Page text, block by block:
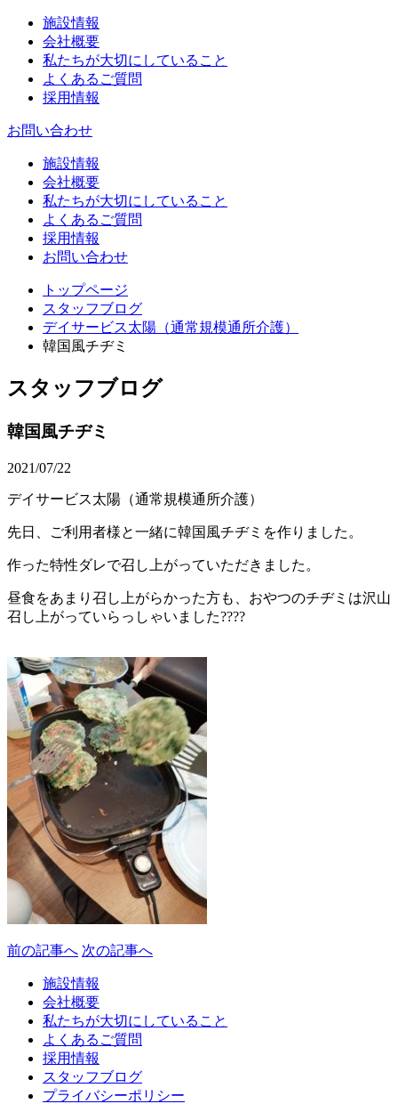
施設情報
会社概要
私たちが大切にしていること
よくあるご質問
採用情報
お問い合わせ
施設情報
会社概要
私たちが大切にしていること
よくあるご質問
採用情報
お問い合わせ
トップページ
スタッフブログ
デイサービス太陽（通常規模通所介護）
韓国風チヂミ
スタッフブログ
韓国風チヂミ
2021/07/22
デイサービス太陽（通常規模通所介護）
先日、ご利用者様と一緒に韓国風チヂミを作りました。
作った特性ダレで召し上がっていただきました。
昼食をあまり召し上がらかった方も、おやつのチヂミは沢山
召し上がっていらっしゃいました????
前の記事へ 次の記事へ
施設情報
会社概要
私たちが大切にしていること
よくあるご質問
採用情報
スタッフブログ
プライバシーポリシー